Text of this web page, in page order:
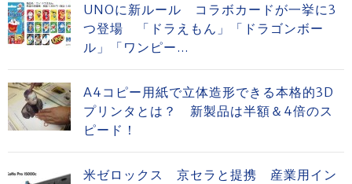
UNOに新ルール コラボカードが一挙に3
つ登場 「ドラえもん」「ドラゴンボー
ル」「ワンピー...
A4コピー用紙で立体造形できる本格的3D
プリンタとは？ 新製品は半額＆4倍のス
ピード！
米ゼロックス 京セラと提携 産業用イン